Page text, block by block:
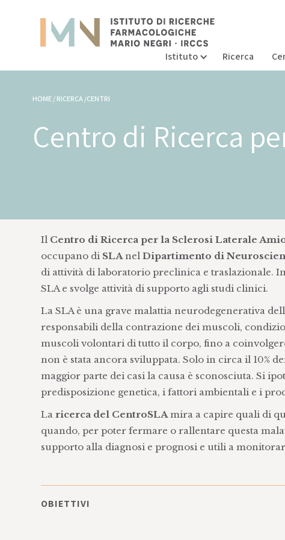
Istituto Ricerca
HOME / RICERCA /CENTRI
Centro di Ricerca
Il Centro di Ricerca per la Sclerosi Laterale
occupano di SLAnelDipartimento di
di attività di laboratorio preclinica e traslazionale.
SLA e svolge attività di supporto agli studi clinici.
La SLA è una grave malattia neurodegenerativa
responsabili della contrazione dei muscoli,
muscoli volontari di tutto il corpo, fino a
non è stata ancora sviluppata. Solo in circa il 10%
maggior parte dei casi la causa è sconosciuta. Si
predisposizione genetica, i fattori ambientali e i
Laricerca del CentroSLAmira a capire quali di
quando, per poter fermare o rallentare questa
supporto alla diagnosi e prognosi e utili a
OBIETTIVI